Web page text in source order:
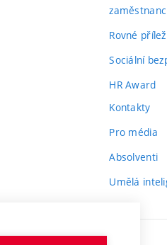
Rovné
Sociální
HR Award
Kontakty
Pro média
Absolventi
Umělá